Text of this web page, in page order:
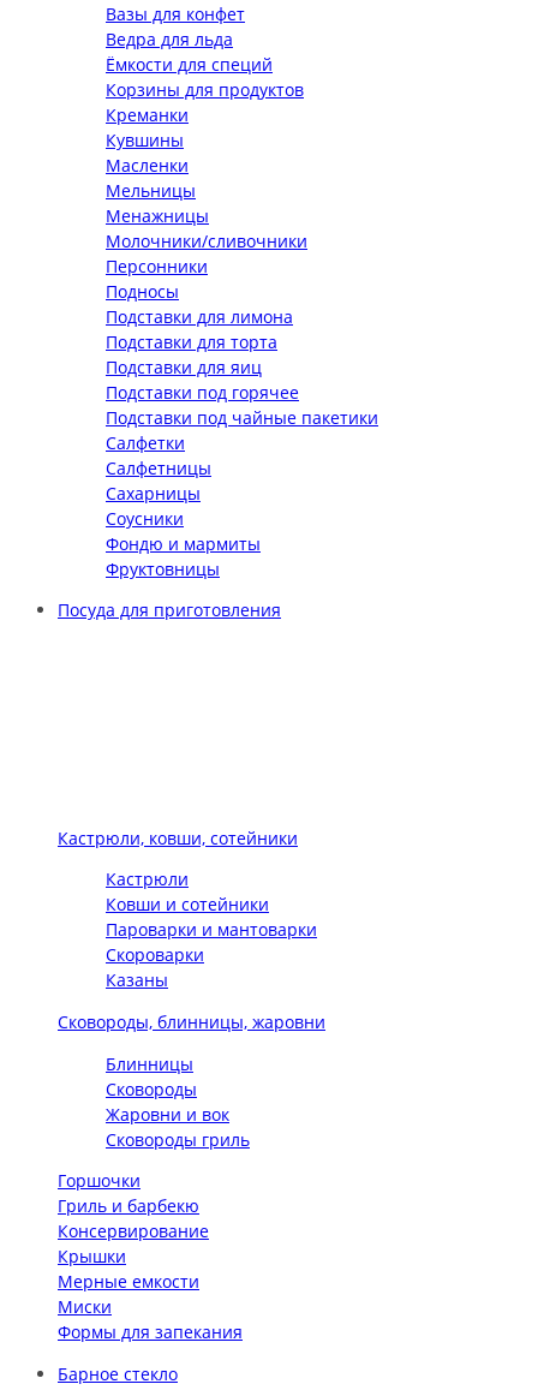
Вазы для конфет
Ведра для льда
Ёмкости для специй
Корзины для продуктов
Креманки
Кувшины
Масленки
Мельницы
Менажницы
Молочники/сливочники
Персонники
Подносы
Подставки для лимона
Подставки для торта
Подставки для яиц
Подставки под горячее
Подставки под чайные пакетики
Салфетки
Салфетницы
Сахарницы
Соусники
Фондю и мармиты
Фруктовницы
Посуда для приготовления
Кастрюли, ковши, сотейники
Кастрюли
Ковши и сотейники
Пароварки и мантоварки
Скороварки
Казаны
Сковороды, блинницы, жаровни
Блинницы
Сковороды
Жаровни и вок
Сковороды гриль
Горшочки
Гриль и барбекю
Консервирование
Крышки
Мерные емкости
Миски
Формы для запекания
Барное стекло